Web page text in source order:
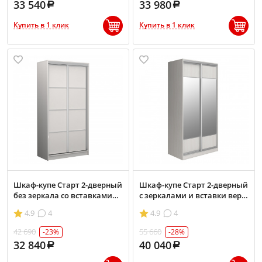
33 540
Купить в 1 клик
33 980
Купить в 1 клик
Шкаф-купе Старт 2-дверный
без зеркала со вставками
450)4.9
4
42 690
-23%
32 840
Шкаф-купе Старт 2-дверный
с зеркалами и вставки верх,
глубина 450)
4.9
4
55 660
-28%
40 040